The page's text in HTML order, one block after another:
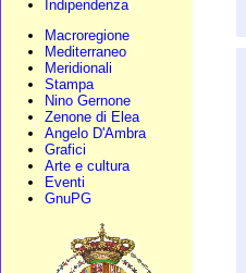
Indipendenza
Macroregione
Mediterraneo
Meridionali
Stampa
Nino Gernone
Zenone di Elea
Angelo D'Ambra
Grafici
Arte e cultura
Eventi
GnuPG